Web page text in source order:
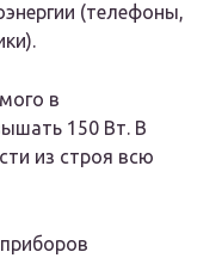
(телефоны,
в
150 Вт. В
из строя всю